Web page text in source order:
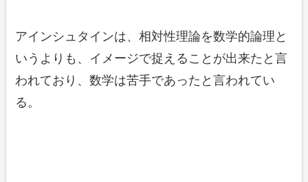
アインシュタインは、相対性理論を数学的論理と
いうよりも、イメージで捉えることが出来たと言
われており、数学は苦手であったと言われてい
る。